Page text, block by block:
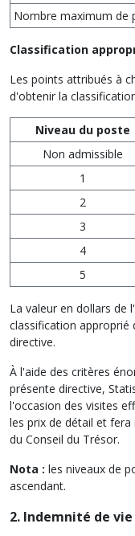
Nombre maximum de
Classification
Les points attribués à
d'obtenir la
Niveau du poste
Non admissible
1
2
3
4
5
La valeur en dollars de
classification approprié
directive.
À l'aide des critères
présente directive,
l'occasion des visites
les prix de détail et
du Conseil du Trésor.
Nota : les niveaux de
ascendant.
2. Indemnité de vie